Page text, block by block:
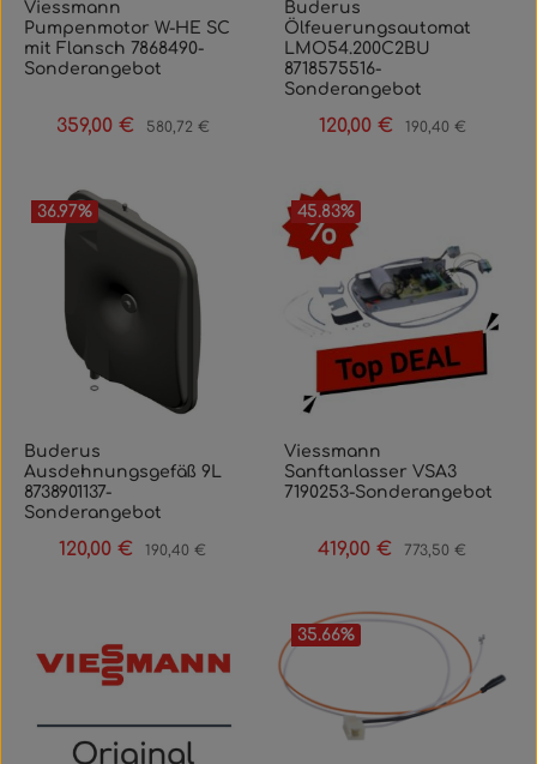
Viessmann
Pumpenmotor W-HE SC
mit Flansch 7868490-
Sonderangebot
Verkaufspreis:
359,00 € Regulärer Preis:
580,72 €
Buderus
Ölfeuerungsautomat
LMO54.200C2BU
8718575516-
Sonderangebot
Verkaufspreis:
120,00 € Regulärer Preis:
190,40 €
36.97%
Buderus
Ausdehnungsgefäß 9L
8738901137-
Sonderangebot
Verkaufspreis:
120,00 € Regulärer Preis:
190,40 €
45.83%
Viessmann
Sanftanlasser VSA3
7190253-Sonderangebot
Verkaufspreis:
419,00 € Regulärer Preis:
773,50 €
35.66%